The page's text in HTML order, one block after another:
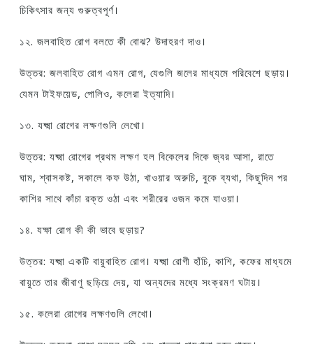
চিকিৎসার জন্য গুরুত্বপূর্ণ।
১২. জলবাহিত রোগ বলতে কী বোঝ? উদাহরণ দাও।
উত্তর: জলবাহিত রোগ এমন রোগ, যেগুলি জলের মাধ্যমে পরিবেশে ছড়ায়।
যেমন টাইফয়েড, পোলিও, কলেরা ইত্যাদি।
১৩. যক্ষ্মা রোগের লক্ষণগুলি লেখো।
উত্তর: যক্ষ্মা রোগের প্রথম লক্ষণ হল বিকেলের দিকে জ্বর আসা, রাতে
ঘাম, শ্বাসকষ্ট, সকালে কফ উঠা, খাওয়ার অরুচি, বুকে ব্যথা, কিছুদিন পর
কাশির সাথে কাঁচা রক্ত ওঠা এবং শরীরের ওজন কমে যাওয়া।
১৪. যক্ষা রোগ কী কী ভাবে ছড়ায়?
উত্তর: যক্ষ্মা একটি বায়ুবাহিত রোগ। যক্ষ্মা রোগী হাঁচি, কাশি, কফের মাধ্যমে
বায়ুতে তার জীবাণু ছড়িয়ে দেয়, যা অন্যদের মধ্যে সংক্রমণ ঘটায়।
১৫. কলেরা রোগের লক্ষণগুলি লেখো।